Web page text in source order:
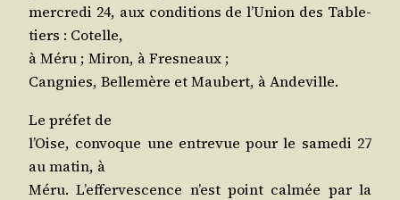
mer­cre­di 24, aux condi­tions de l’U­nion des Table­
tiers : Cotelle,
à Méru ; Miron, à Fresneaux ;
Can­gnies, Bel­le­mère et Mau­bert, à Andeville.
Le pré­fet de
l’Oise, convoque une entre­vue pour le same­di 27
au matin, à
Méru. L’ef­fer­ves­cence n’est point cal­mée par la